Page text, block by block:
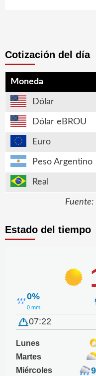
Cotización del día
Moneda
Dólar
Dólar eBROU
Euro
Peso Argentino
Real
Fuente:
Estado del tiempo
0%
0 mm
07:22
Lunes
Martes
Miércoles